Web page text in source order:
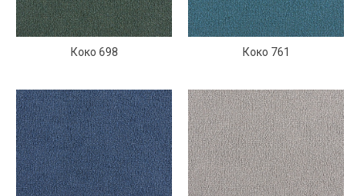
Коко 698 Коко 761